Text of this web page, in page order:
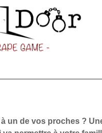
un de vos proches ?